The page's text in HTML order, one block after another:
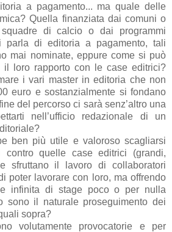
a pagamento... ma quale delle
Quella finanziata dai comuni o
di calcio o dai programmi
parla di editoria a pagamento, tali
mai nominate, eppure come si può
il loro rapporto con le case editrici?
i vari master in editoria che non
euro e sostanzialmente si fondano
del percorso ci sarà senz’altro una
nell’ufficio redazionale di un
ben più utile e valoroso scagliarsi
quelle case editrici (grandi,
sfruttano il lavoro di collaboratori
poter lavorare con loro, ma offrendo
infinita di stage poco o per nulla
sono il naturale proseguimento dei
sopra?
volutamente provocatorie e per